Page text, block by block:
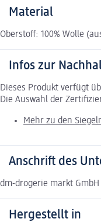
Material
Oberstoff: 100% Wolle
Infos zur
Dieses Produkt verfügt
Die Auswahl der
Mehr zu den
Anschrift des
dm-drogerie markt GmbH
Hergestellt in